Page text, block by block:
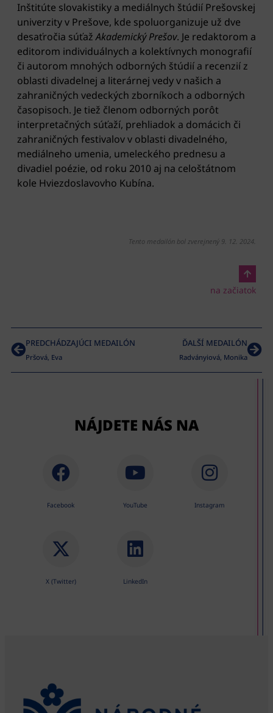
Inštitúte slovakistiky a mediálnych štúdií Prešovskej
univerzity v Prešove, kde spoluorganizuje už dve
desaťročia súťažAkademický Prešov. Je redaktorom a
editorom individuálnych a kolektívnych monografií
či autorom mnohých odborných štúdií a recenzií z
oblasti divadelnej a literárnej vedy v našich a
zahraničných vedeckých zborníkoch a odborných
časopisoch. Je tiež členom odborných porôt
interpretačných súťaží, prehliadok a domácich či
zahraničných festivalov v oblasti divadelného,
mediálneho umenia, umeleckého prednesu a
divadiel poézie, od roku 2010 aj na celoštátnom
kole Hviezdoslavovho Kubína.
Tento medailón bol zverejnený 9. 12. 2024.
na začiatok
PREDCHÁDZAJÚCI MEDAILÓN
Pršová, Eva
ĎALŠÍ MEDAILÓN
Radványiová, Monika
NÁJDETE NÁS NA
Facebook YouTube Instagram
X (Twitter) LinkedIn